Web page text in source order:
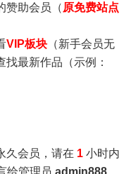
赞助会员（ 原免费站点
VIP板块 （新手会员无
最新作品（示例：
久会员，请在 1 小时内
给管理员 admin888